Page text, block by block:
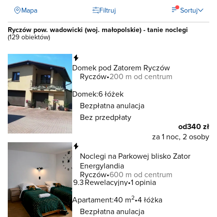
Mapa Filtruj
Sortuj
Ryczów pow. wadowicki (woj. małopolskie) - tanie noclegi
(129 obiektów)
Domek pod Zatorem Ryczów
Ryczów 200 m od centrum
Domek:6 łóżek
Bezpłatna anulacja
Bez przedpłaty
od340 zł
za 1 noc, 2 osoby
Noclegi na Parkowej blisko Zator
Energylandia
Ryczów 600 m od centrum
9.3Rewelacyjny 1 opinia
Apartament:40 m2 4 łóżka
Bezpłatna anulacja